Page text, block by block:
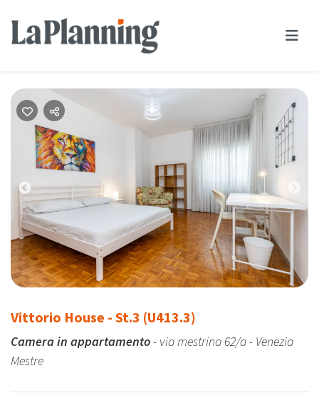
Previous
Vittorio House - St.3 (U413.3)
Camera in appartamento- via mestrina 62/a - Venezia
Mestre